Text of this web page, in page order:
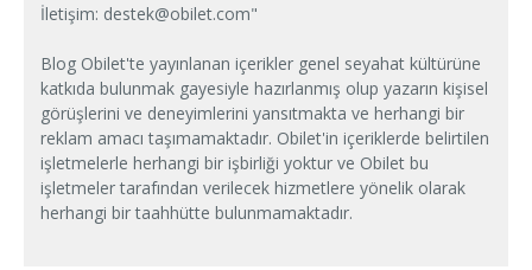
İletişim: destek@obilet.com"
Blog Obilet'te yayınlanan içerikler genel seyahat kültürüne
katkıda bulunmak gayesiyle hazırlanmış olup yazarın kişisel
görüşlerini ve deneyimlerini yansıtmakta ve herhangi bir
reklam amacı taşımamaktadır. Obilet'in içeriklerde belirtilen
işletmelerle herhangi bir işbirliği yoktur ve Obilet bu
işletmeler tarafından verilecek hizmetlere yönelik olarak
herhangi bir taahhütte bulunmamaktadır.